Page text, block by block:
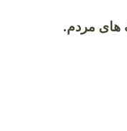
های مردم.